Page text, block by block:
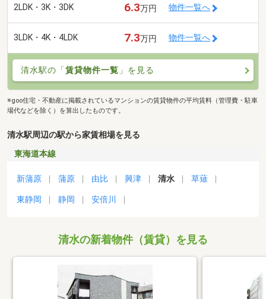
2LDK・3K・3DK 6.3万円 物件一覧へ
3LDK・4K・4LDK 7.3万円 物件一覧へ
清水駅の「賃貸物件一覧 」を見る
※goo住宅・不動産に掲載されているマンションの賃貸物件の平均賃料（管理費・駐車
場代などを除く）を算出したものです。
清水駅周辺の駅から家賃相場を見る
東海道本線
新蒲原 蒲原 由比 興津 清水 草薙
東静岡 静岡 安倍川
清水の新着物件（賃貸）を見る